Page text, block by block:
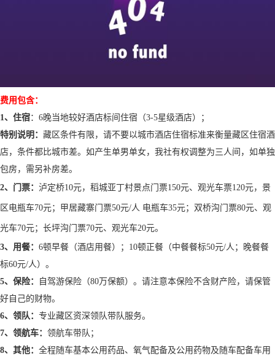
费用包含：
1、住宿： 6晚当地较好酒店标间住宿 （3-5星级酒店）；
特别说明： 藏区条件有限，请不要以城市酒店住宿标准来衡量藏区住宿酒
店，条件都比城市差。如产生单男单女，我社有权调整为三人间，如单独
包房，需另补房差。
2、门票： 泸定桥10元， 稻城亚丁村景点门票150元、 观光车票120元， 景
区电瓶车70元； 甲居藏寨门票50元/人 电瓶车35元； 双桥沟门票80元、观
光车70元；长坪沟门票70元、观光车20元。
3、用餐： 6顿早餐 （酒店用餐）； 10顿正餐 （中餐餐标50元/人；晚餐餐
标60元/人） 。
5、保险：
自驾游保险（80万保额）。请注意本保险不含财产险，请保管
好自己的财物。
6、 领队： 专业藏区资深领队带队服务。
7、 领航车： 领航车带队 ；
8、其他： 全程随车基本公用药品、氧气配备及公用药物及随车配备车用